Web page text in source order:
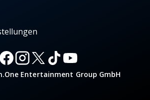
Entertainment Group GmbH